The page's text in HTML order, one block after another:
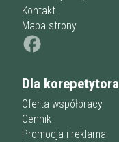
Wiek korepetytora
Kontakt
Mapa strony
Dla korepetytora
Oferta współpracy
Cennik
Promocja i reklama